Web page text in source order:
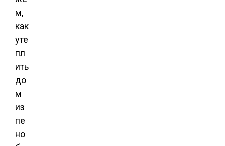
м,
как
уте
пл
ить
до
м
из
пе
но